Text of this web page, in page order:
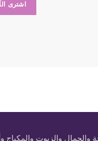
اشترى
والزيوت والمكياج